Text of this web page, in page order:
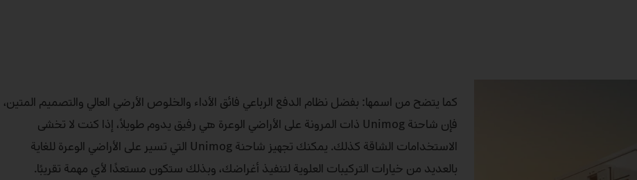
كما يتضح من اسمها: بفضل نظام الدفع الرباعي فائق الأداء والخلوص الأرضي العالي والتصميم المتين،
فإن شاحنة Unimog ذات المرونة على الأراضي الوعرة هي رفيق يدوم طويلاً، إذا كنت لا تخشى
الاستخدامات الشاقة كذلك. يمكنك تجهيز شاحنة Unimog التي تسير على الأراضي الوعرة للغاية
بالعديد من خيارات التركيبات العلوية لتنفيذ أغراضك، وبذلك ستكون مستعدًا لأي مهمة تقريبًا.